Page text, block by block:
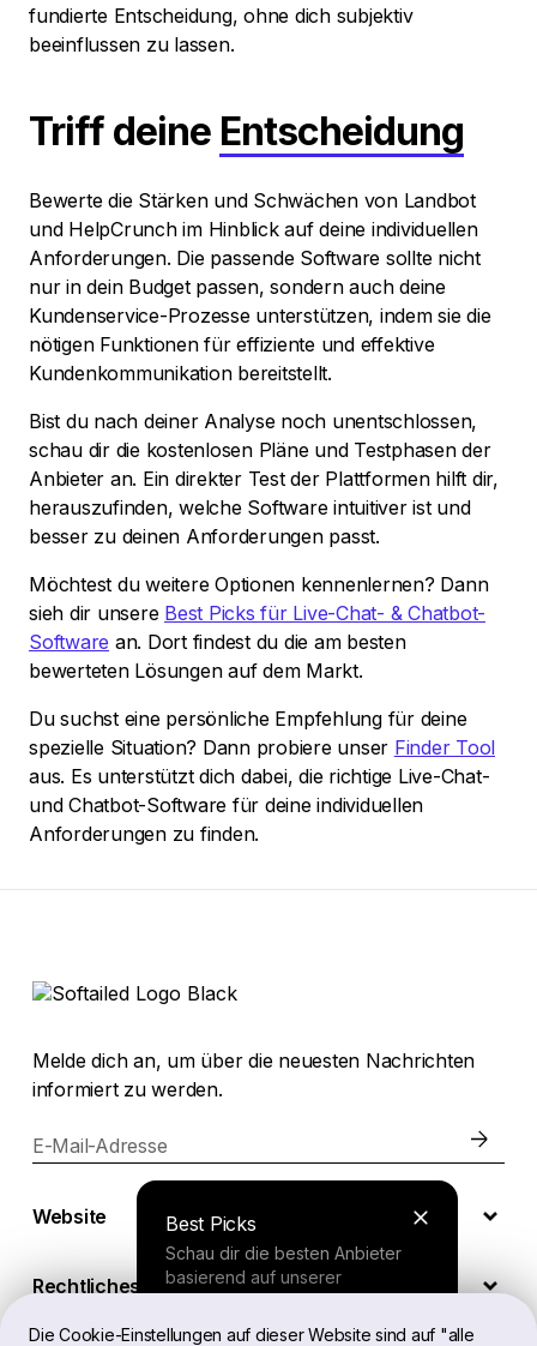
Die Cookie-Einstellungen auf dieser Website sind auf "alle
fundierte Entscheidung, ohne dich subjektiv
beeinflussen zu lassen.
Triff deine Entscheidung
Bewerte die Stärken und Schwächen von Landbot
und HelpCrunch im Hinblick auf deine individuellen
Anforderungen. Die passende Software sollte nicht
nur in dein Budget passen, sondern auch deine
Kundenservice-Prozesse unterstützen, indem sie die
nötigen Funktionen für effiziente und effektive
Kundenkommunikation bereitstellt.
Bist du nach deiner Analyse noch unentschlossen,
schau dir die kostenlosen Pläne und Testphasen der
Anbieter an. Ein direkter Test der Plattformen hilft dir,
herauszufinden, welche Software intuitiver ist und
besser zu deinen Anforderungen passt.
Möchtest du weitere Optionen kennenlernen? Dann
sieh dir unsere Best Picks für Live-Chat- & Chatbot-
Software an. Dort findest du die am besten
bewerteten Lösungen auf dem Markt.
Du suchst eine persönliche Empfehlung für deine
spezielle Situation? Dann probiere unser Finder Tool
aus. Es unterstützt dich dabei, die richtige Live-Chat-
und Chatbot-Software für deine individuellen
Anforderungen zu finden.
Best Picks
Schau dir die besten Anbieter
basierend auf unserer
Melde dich an, um über die neuesten Nachrichten
informiert zu werden.
E-Mail-Adresse
Website
Rechtliches